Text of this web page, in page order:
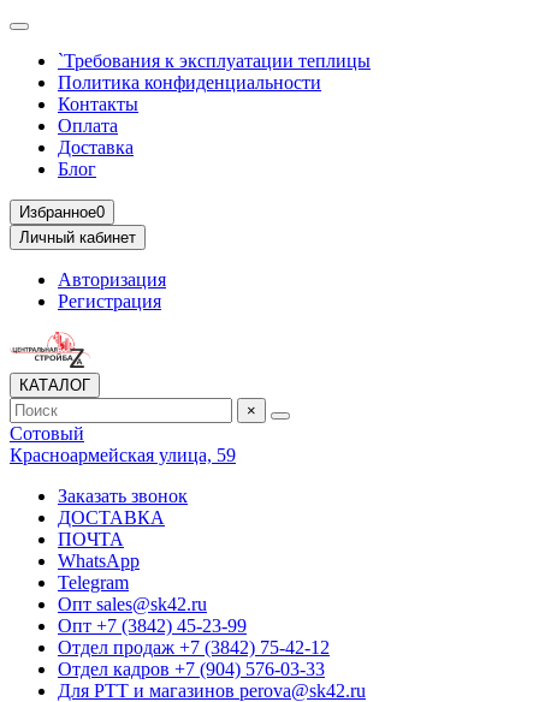
`Требования к эксплуатации теплицы
Политика конфиденциальности
Контакты
Оплата
Доставка
Блог
Избранное0
Личный кабинет
Авторизация
Регистрация
КАТАЛОГ
×
Сотовый
Красноармейская улица, 59
Заказать звонок
ДОСТАВКА
ПОЧТА
WhatsApp
Telegram
Опт sales@sk42.ru
Опт +7 (3842) 45-23-99
Отдел продаж +7 (3842) 75-42-12
Отдел кадров +7 (904) 576-03-33
Для РТТ и магазинов perova@sk42.ru